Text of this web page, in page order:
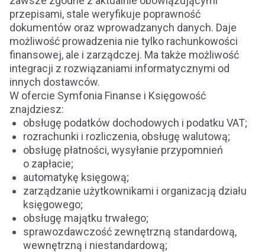
przepisami, stale weryfikuje poprawność
dokumentów oraz wprowadzanych danych. Daje
możliwość prowadzenia nie tylko rachunkowości
finansowej, ale i zarządczej. Ma także możliwość
integracji z rozwiązaniami informatycznymi od
innych dostawców.
W ofercie Symfonia Finanse i Księgowość
znajdziesz:
obsługę podatków dochodowych i podatku VAT;
rozrachunki i rozliczenia, obsługę walutową;
obsługę płatności, wysyłanie przypomnień
o zapłacie;
automatykę księgową;
zarządzanie użytkownikami i organizacją działu
księgowego;
obsługę majątku trwałego;
sprawozdawczość zewnętrzną standardową,
wewnętrzną i niestandardową;